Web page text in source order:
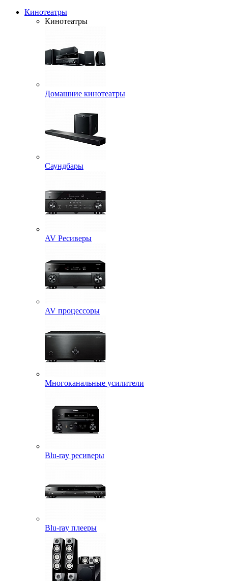
Кинотеатры
Кинотеатры
Домашние кинотеатры
Саундбары
AV Ресиверы
AV процессоры
Многоканальные усилители
Blu-ray ресиверы
Blu-ray плееры